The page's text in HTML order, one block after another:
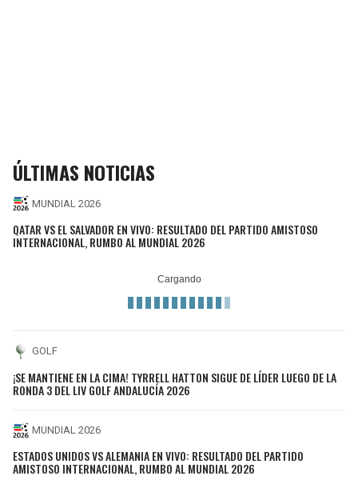
ÚLTIMAS NOTICIAS
MUNDIAL 2026
QATAR VS EL SALVADOR EN VIVO: RESULTADO DEL PARTIDO AMISTOSO
INTERNACIONAL, RUMBO AL MUNDIAL 2026
GOLF
¡SE MANTIENE EN LA CIMA! TYRRELL HATTON SIGUE DE LÍDER LUEGO DE LA
RONDA 3 DEL LIV GOLF ANDALUCÍA 2026
MUNDIAL 2026
ESTADOS UNIDOS VS ALEMANIA EN VIVO: RESULTADO DEL PARTIDO
AMISTOSO INTERNACIONAL, RUMBO AL MUNDIAL 2026